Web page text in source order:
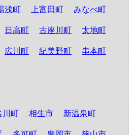
浅町 上富田町 みなべ町
日高町 古座川町 太地町
広川町 紀美野町 串本町
川町 相生市 新温泉町